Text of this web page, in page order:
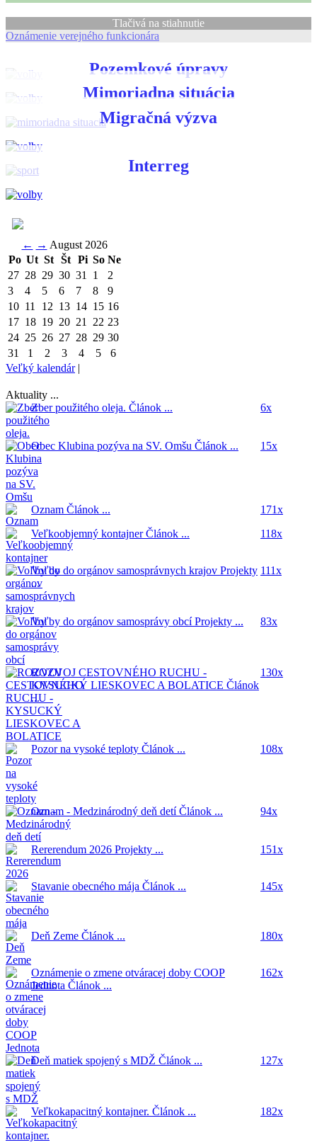
Tlačivá na stiahnutie
Oznámenie verejného funkcionára
Pozemkové úpravy
Mimoriadna situácia
Migračná výzva
Interreg
← → August 2026
Po Ut St Št Pi So Ne
27 28 29 30 31 1
2
3
4 5 6 7 8
9
10 11 12 13 14 15 16
17 18 19 20 21 22 23
24 25 26 27 28 29 30
31
1 2 3 4 5
6
Veľký kalendár|
Aktuality ...
Zber použitého oleja. Článok ... 6x
Obec Klubina pozýva na SV. Omšu Článok ... 15x
Oznam Článok ...
171x
Veľkoobjemný kontajnerČlánok ... 118x
Voľby do orgánov samosprávnych krajov Projekty
...
111x
Voľby do orgánov samosprávy obcíProjekty ... 83x
ROZVOJ CESTOVNÉHO RUCHU -
KYSUCKÝ LIESKOVEC A BOLATICE Článok
...
130x
Pozor na vysoké teploty Článok ... 108x
Oznam - Medzinárodný deň detíČlánok ... 94x
Rererendum 2026 Projekty ... 151x
Stavanie obecného mája Článok ... 145x
Deň Zeme Článok ... 180x
Oznámenie o zmene otváracej doby COOP
Jednota Článok ...
162x
Deň matiek spojený s MDŽ Článok ... 127x
Veľkokapacitný kontajner. Článok ... 182x